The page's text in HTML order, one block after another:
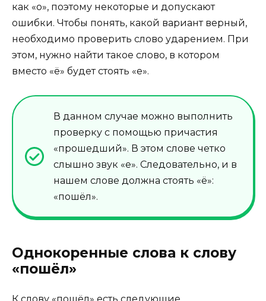
как «о», поэтому некоторые и допускают
ошибки. Чтобы понять, какой вариант верный,
необходимо проверить слово ударением. При
этом, нужно найти такое слово, в котором
вместо «ё» будет стоять «е».
В данном случае можно выполнить
проверку с помощью причастия
«прошедший». В этом слове четко
слышно звук «е». Следовательно, и в
нашем слове должна стоять «ё»:
«пошёл».
Однокоренные слова к слову
«пошёл»